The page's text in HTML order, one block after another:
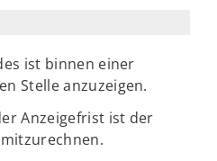
ist binnen einer
Stelle anzuzeigen.
Anzeigefrist ist der